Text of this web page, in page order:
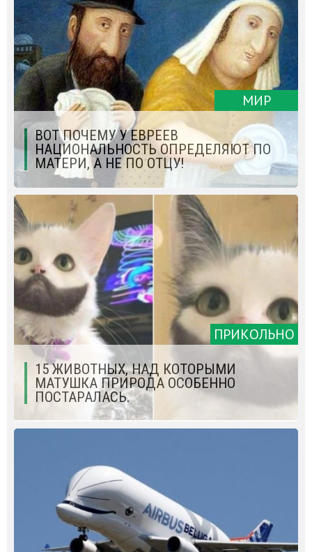
МИР
ВОТ ПОЧЕМУ У ЕВРЕЕВ
НАЦИОНАЛЬНОСТЬ ОПРЕДЕЛЯЮТ ПО
МАТЕРИ, А НЕ ПО ОТЦУ!
ПРИКОЛЬНО
15 ЖИВОТНЫХ, НАД КОТОРЫМИ
МАТУШКА ПРИРОДА ОСОБЕННО
ПОСТАРАЛАСЬ.